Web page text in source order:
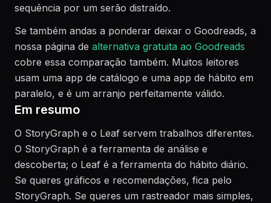
sequência por um serão distraído.
Se também andas a ponderar deixar o Goodreads, a
nossa página de alternativa gratuita ao Goodreads
cobre essa comparação também. Muitos leitores
usam uma app de catálogo e uma app de hábito em
paralelo, e é um arranjo perfeitamente válido.
Em resumo
O StoryGraph e o Leaf servem trabalhos diferentes.
O StoryGraph é a ferramenta de análise e
descoberta; o Leaf é a ferramenta do hábito diário.
Se queres gráficos e recomendações, fica pelo
StoryGraph. Se queres um rastreador mais simples,